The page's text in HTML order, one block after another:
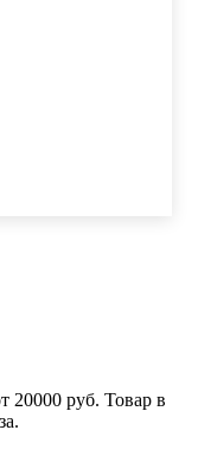
20000 руб. Товар в